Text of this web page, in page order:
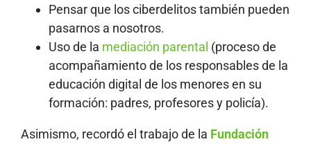
Pensar que los ciberdelitos también pueden
pasarnos a nosotros.
Uso de la mediación parental (proceso de
acompañamiento de los responsables de la
educación digital de los menores en su
formación: padres, profesores y policía).
Asimismo, recordó el trabajo de la Fundación